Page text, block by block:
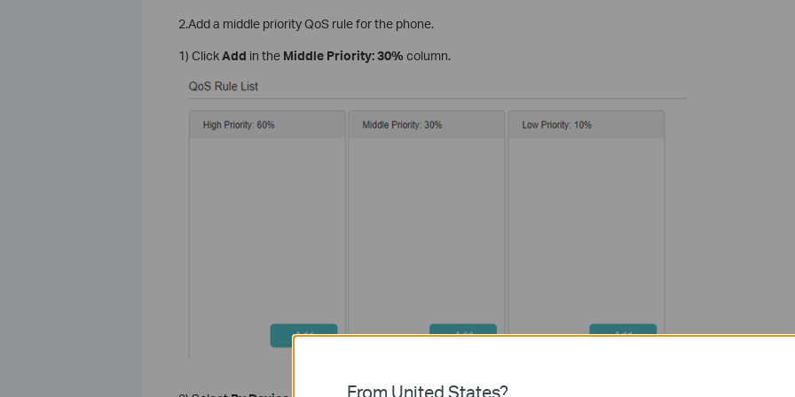
2.Add a middle priority QoS rule for the phone.
1) ClickAdd in the Middle Priority: 30% column.
From United States?